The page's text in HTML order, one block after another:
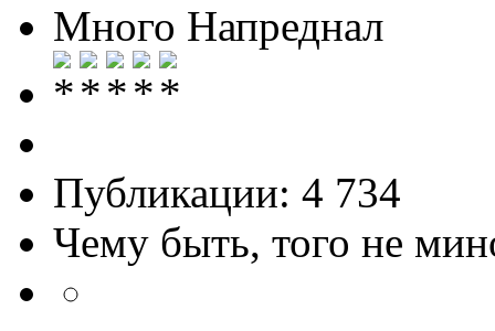
Много Напреднал
Публикации: 4 734
Чему быть, того не